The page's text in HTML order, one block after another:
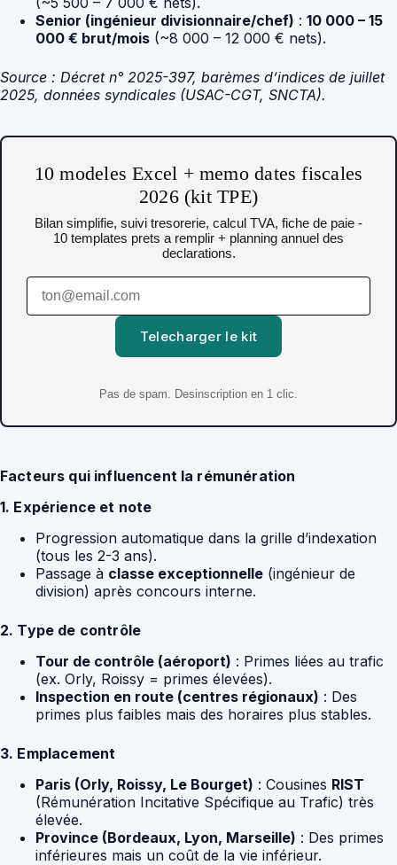
Senior (ingénieur divisionnaire/chef) : 10 000 – 15
000 € brut/mois (~8 000 – 12 000 € nets).
Source : Décret n° 2025-397, barèmes d’indices de juillet
2025, données syndicales (USAC-CGT, SNCTA).
10 modeles Excel + memo dates fiscales
2026 (kit TPE)
Bilan simplifie, suivi tresorerie, calcul TVA, fiche de paie -
10 templates prets a remplir + planning annuel des
declarations.
Telecharger le kit
Pas de spam. Desinscription en 1 clic.
Facteurs qui influencent la rémunération
1. Expérience et note
Progression automatique dans la grille d’indexation
(tous les 2-3 ans).
Passage à classe exceptionnelle (ingénieur de
division) après concours interne.
2. Type de contrôle
Tour de contrôle (aéroport) : Primes liées au trafic
(ex. Orly, Roissy = primes élevées).
Inspection en route (centres régionaux) : Des
primes plus faibles mais des horaires plus stables.
3. Emplacement
Paris (Orly, Roissy, Le Bourget) : Cousines RIST
(Rémunération Incitative Spécifique au Trafic) très
élevée.
Province (Bordeaux, Lyon, Marseille) : Des primes
inférieures mais un coût de la vie inférieur.